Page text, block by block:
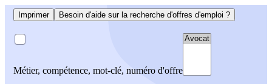
Imprimer Besoin d'aide sur la recherche d'offres d'emploi ?
Métier, compétence, mot-clé, numéro d'offre